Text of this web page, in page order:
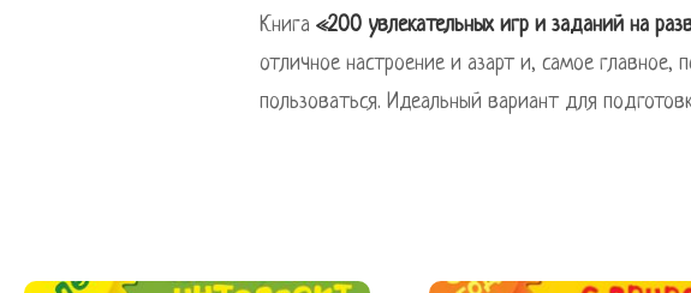
Книга «200 увлекательных игр и заданий на
отличное настроение и азарт и, самое
пользоваться. Идеальный вариант для